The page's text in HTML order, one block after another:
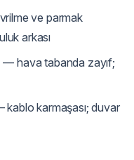
ve parmak
arkası
— hava tabanda zayıf;
kablo karmaşası; duvar